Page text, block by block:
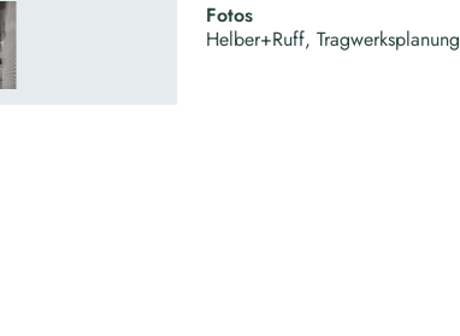
Fotos
Helber+Ruff, Tragwerksplanung